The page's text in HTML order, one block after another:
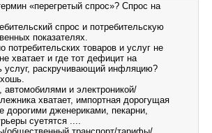
«перегретый спрос»? Спрос на
спрос и потребительскую
показателях.
товаров и услуг не
хватает и где тот дефицит на
услуг, раскручивающий инфляцию?
и электроникой/
хватает, импортная дорогущая
дженериками, пекарни,
суетятся ....